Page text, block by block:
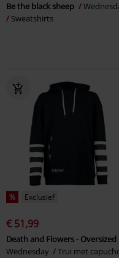
Be the black sheep
Sweatshirts
% Exclusief
€ 51,99
Death and Flowers - Oversized
Wednesday
Trui met